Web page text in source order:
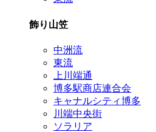
飾り山笠
中洲流
東流
上川端通
博多駅商店連合会
キャナルシティ博多
川端中央街
ソラリア